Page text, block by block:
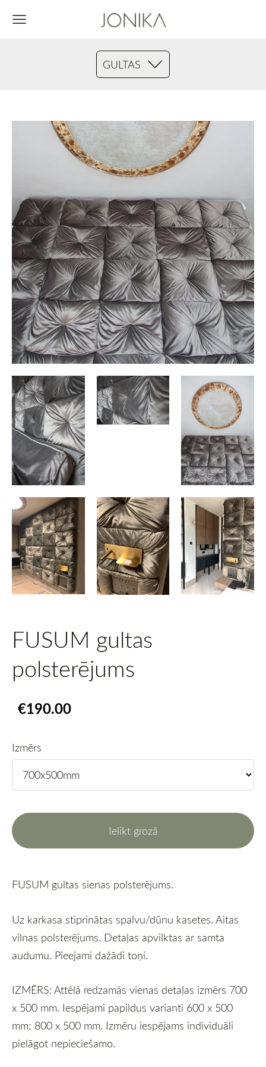
GULTAS
FUSUM gultas
polsterējums
€190.00
Izmērs
Ielikt grozā
FUSUM gultas sienas polsterējums.
Uz karkasa stiprinātas spalvu/dūnu kasetes. Aitas
vilnas polsterējums. Detaļas apvilktas ar samta
audumu. Pieejami dažādi toņi.
IZMĒRS: Attēlā redzamās vienas detaļas izmērs 700
x 500 mm. Iespējami papildus varianti 600 x 500
mm; 800 x 500 mm. Izmēru iespējams individuāli
pielāgot nepieciešamo.